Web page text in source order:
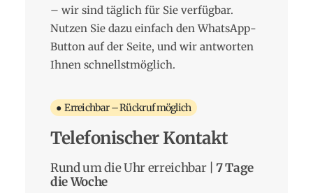
– wir sind täglich für Sie verfügbar.
Nutzen Sie dazu einfach den WhatsApp-
Button auf der Seite, und wir antworten
Ihnen schnellstmöglich.
● Erreichbar – Rückruf möglich
Telefonischer Kontakt
Rund um die Uhr erreichbar |7 Tage
die Woche